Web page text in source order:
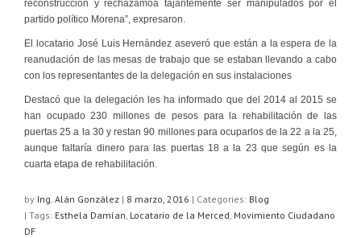
reconstrucción y rechazamoa tajantemente ser manipulados por el
partido político Morena”, expresaron.
El locatario José Luis Hernández aseveró que están a la espera de la
reanudación de las mesas de trabajo que se estaban llevando a cabo
con los representantes de la delegación en sus instalaciones
Destacó que la delegación les ha informado que del 2014 al 2015 se
han ocupado 230 millones de pesos para la rehabilitación de las
puertas 25 a la 30 y restan 90 millones para ocuparlos de la 22 a la 25,
aunque faltaría dinero para las puertas 18 a la 23 que según es la
cuarta etapa de rehabilitación.
by Ing. Alán González | 8 marzo, 2016 | Categories: Blog
| Tags: Esthela Damían Locatario de la Merced Movimiento Ciudadano
DF